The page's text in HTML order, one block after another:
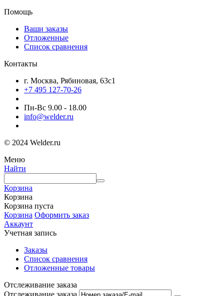
Помощь
Ваши заказы
Отложенные
Список сравнения
Контакты
г. Москва, Рябиновая, 63с1
+7 495 127-70-26
Пн-Вс 9.00 - 18.00
info@welder.ru
© 2024 Welder.ru
Меню
Найти
Корзина
Корзина
Корзина пуста
Корзина Оформить заказ
Аккаунт
Учетная запись
Заказы
Список сравнения
Отложенные товары
Отслеживание заказа